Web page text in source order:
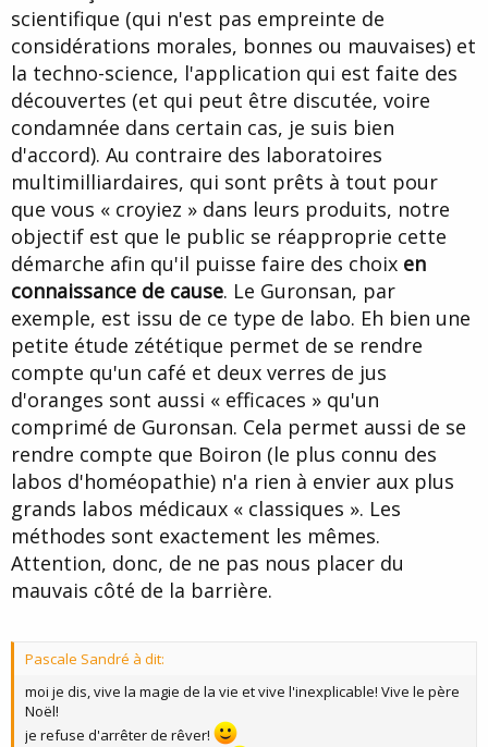
scientifique (qui n'est pas empreinte de
considérations morales, bonnes ou mauvaises) et
la techno-science, l'application qui est faite des
découvertes (et qui peut être discutée, voire
condamnée dans certain cas, je suis bien
d'accord). Au contraire des laboratoires
multimilliardaires, qui sont prêts à tout pour
que vous « croyiez » dans leurs produits, notre
objectif est que le public se réapproprie cette
démarche afin qu'il puisse faire des choix en
connaissance de cause. Le Guronsan, par
exemple, est issu de ce type de labo. Eh bien une
petite étude zététique permet de se rendre
compte qu'un café et deux verres de jus
d'oranges sont aussi « efficaces » qu'un
comprimé de Guronsan. Cela permet aussi de se
rendre compte que Boiron (le plus connu des
labos d'homéopathie) n'a rien à envier aux plus
grands labos médicaux « classiques ». Les
méthodes sont exactement les mêmes.
Attention, donc, de ne pas nous placer du
mauvais côté de la barrière.
Pascale Sandré à dit:
moi je dis, vive la magie de la vie et vive l'inexplicable! Vive le père
Noël!
je refuse d'arrêter de rêver!